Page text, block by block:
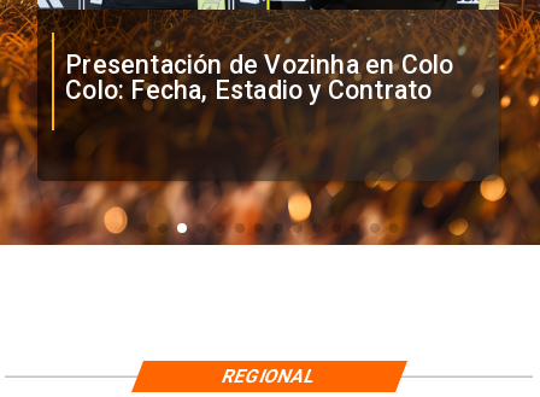
Presentación de Vozinha en Colo
Colo: Fecha, Estadio y Contrato
REGIONAL